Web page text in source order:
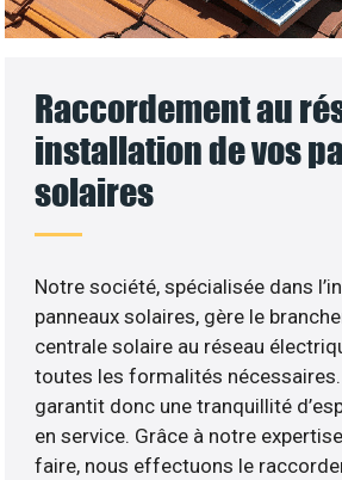
Raccordement au
installation de vos
solaires
Notre société, spécialisée dans
panneaux solaires, gère le
centrale solaire au réseau
toutes les formalités
garantit donc une tranquillité
en service. Grâce à notre
faire, nous effectuons le